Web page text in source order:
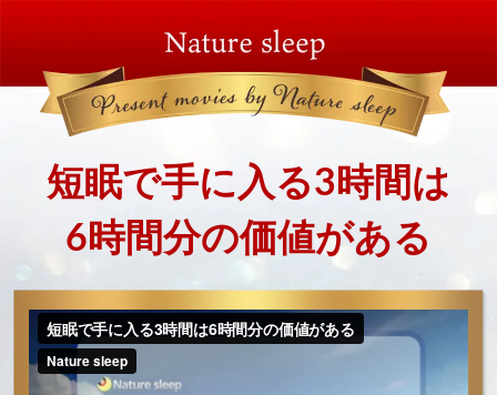
短眠で手に入る3時間は
6時間分の価値がある